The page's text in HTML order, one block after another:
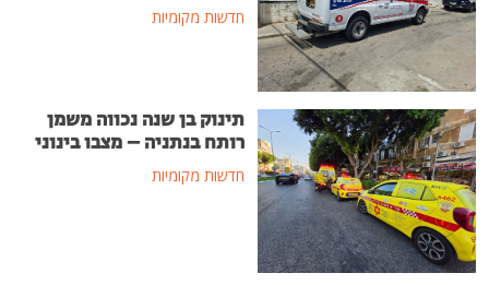
חדשות מקומיות
תינוק בן שנה נכווה משמן
רותח בנתניה – מצבו בינוני
חדשות מקומיות